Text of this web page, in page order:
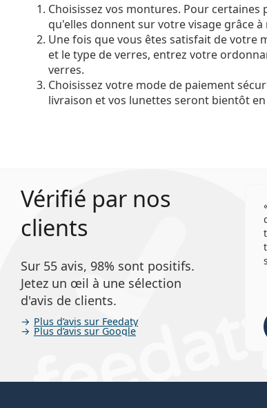
Choisissez vos montures. Pour certaines
qu'elles donnent sur votre visage grâce
Une fois que vous êtes satisfait de votre
et le type de verres, entrez votre
verres.
Choisissez votre mode de paiement
livraison et vos lunettes seront bientôt
Vérifié par nos
clients
Sur 55 avis, 98% sont positifs.
Jetez un œil à une sélection
d'avis de clients.
Plus d’avis sur Feedaty
Plus d’avis sur Google